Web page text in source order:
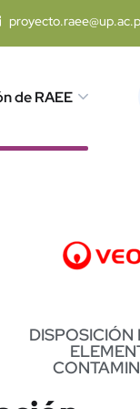
de RAEE
DISPOSICIÓN